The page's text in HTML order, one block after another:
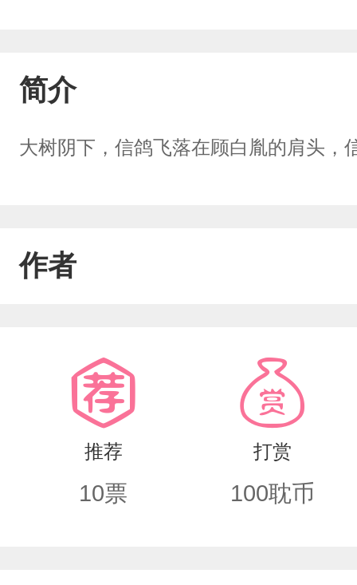
简介
大树阴下，信鸽飞落在顾白胤的肩头，
作者
推荐
10票
打赏
100耽币